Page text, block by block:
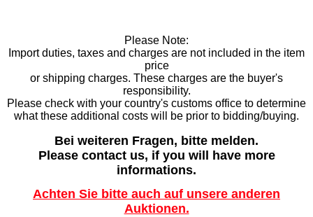
Please Note:
Import duties, taxes and charges are not included in the item
price
or shipping charges. These charges are the buyer's
responsibility.
Please check with your country's customs office to determine
what these additional costs will be prior to bidding/buying.
Bei weiteren Fragen, bitte melden.
Please contact us, if you will have more
informations.
Achten Sie bitte auch auf unsere anderen
Auktionen.